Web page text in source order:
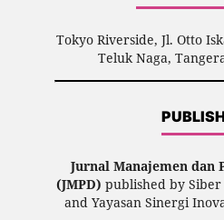
Tokyo Riverside, Jl. Otto
Teluk Naga,
Jurnal Manajemen dan
(JMPD) published by
and Yayasan Sinergi